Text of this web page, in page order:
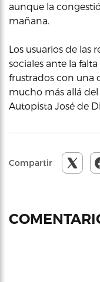
aunque la
mañana.
Los usuarios de las
sociales ante la
frustrados con una
mucho más allá
Autopista José de
Compartir